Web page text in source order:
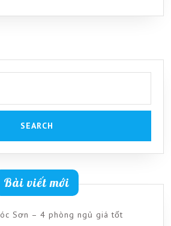
mới
Đồng
Bài viết mới
Sơn – 4 phòng ngủ giá tốt